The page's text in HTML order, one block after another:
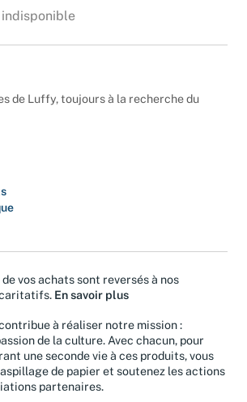
de Luffy, toujours à la recherche du
de vos achats sont reversés à nos
En savoir plus
à réaliser notre mission :
de la culture. Avec chacun, pour
une seconde vie à ces produits, vous
de papier et soutenez les actions
partenaires.